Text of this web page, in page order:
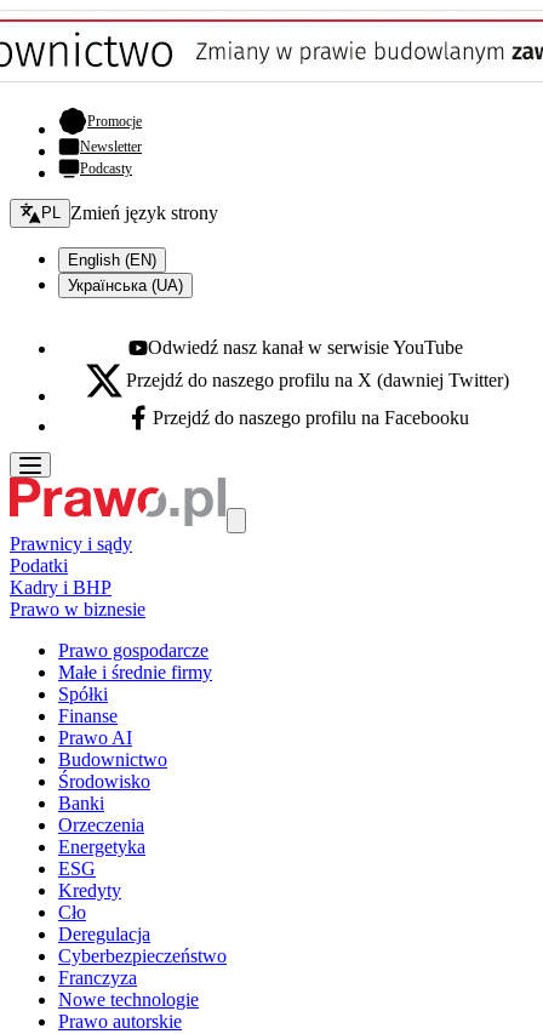
Promocje- otwiera się w nowej karcie
Newsletter
Podcasty
Zmień język - bieżący:
PL Zmień język strony
English (EN)
Українська (UA)
Youtube - otwiera się w nowej karcie
Odwiedź nasz kanał w serwisie YouTube
X - otwiera się w nowej karcie
Przejdź do naszego profilu na X (dawniej Twitter)
Facebook - otwiera się w nowej karcie
Przejdź do naszego profilu na Facebooku
Prawnicy i sądy
Podatki
Kadry i BHP
Prawo w biznesie
Prawo gospodarcze
Małe i średnie firmy
Spółki
Finanse
Prawo AI
Budownictwo
Środowisko
Banki
Orzeczenia
Energetyka
ESG
Kredyty
Cło
Deregulacja
Cyberbezpieczeństwo
Franczyza
Nowe technologie
Prawo autorskie